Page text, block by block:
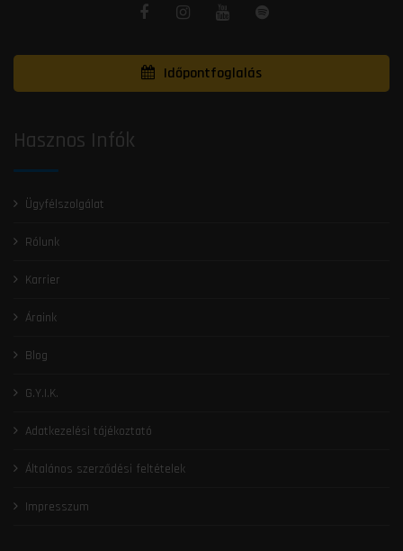
Időpontfoglalás
Hasznos Infók
Ügyfélszolgálat
Rólunk
Karrier
Áraink
Blog
G.Y.I.K.
Adatkezelési tájékoztató
Általános szerződési feltételek
Impresszum